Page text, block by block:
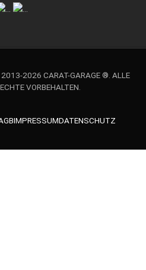
2026 CARAT-GARAGE ®. ALLE
VORBEHALTEN.
IMPRESSUMDATENSCHUTZ